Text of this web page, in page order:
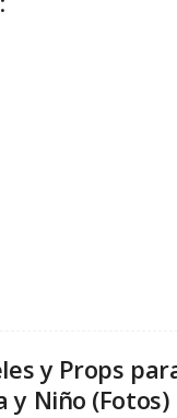
y Props
y Niño (Fotos)